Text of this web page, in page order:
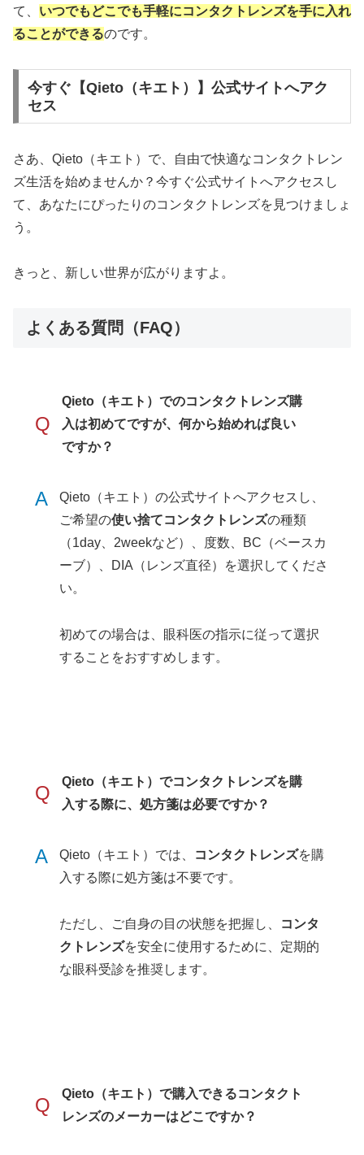
て、 いつでもどこでも手軽にコンタクトレンズを手に入れ
ることができるのです。
今すぐ【Qieto（キエト）】公式サイトへアク
セス
さあ、Qieto（キエト）で、自由で快適なコンタクトレン
ズ生活を始めませんか？今すぐ公式サイトへアクセスし
て、あなたにぴったりのコンタクトレンズを見つけましょ
う。
きっと、新しい世界が広がりますよ。
よくある質問（FAQ）
Q
Qieto（キエト）でのコンタクトレンズ購
入は初めてですが、何から始めれば良い
ですか？
A
Qieto（キエト）の公式サイトへアクセスし、
ご希望の使い捨てコンタクトレンズの種類
（1day、2weekなど）、度数、BC（ベースカ
ーブ）、DIA（レンズ直径）を選択してくださ
い。
初めての場合は、眼科医の指示に従って選択
することをおすすめします。
Q
Qieto（キエト）でコンタクトレンズを購
入する際に、処方箋は必要ですか？
A Qieto（キエト）では、 コンタクトレンズを購
入する際に処方箋は不要です。
ただし、ご自身の目の状態を把握し、 コンタ
クトレンズを安全に使用するために、定期的
な眼科受診を推奨します。
Q
Qieto（キエト）で購入できるコンタクト
レンズのメーカーはどこですか？